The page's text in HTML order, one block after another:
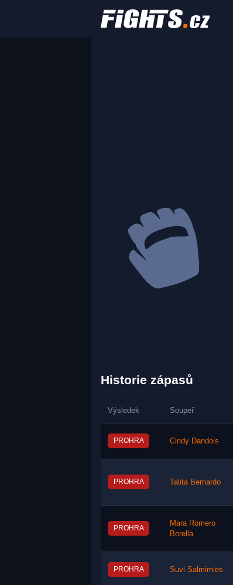
Historie zápasů
Výsledek Soupeř
PROHRA Cindy Dandois
PROHRA Talita Bernardo
PROHRA
Mara Romero
Borella
PROHRA Suvi Salmimies